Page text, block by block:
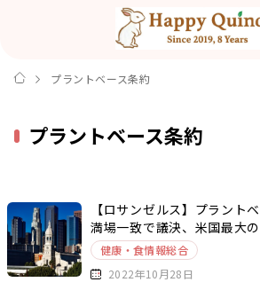
プラントベース条約
プラントベース条約
【ロサンゼルス】プラント
満場一致で議決、米国最大
健康・食情報総合
2022年10月28日